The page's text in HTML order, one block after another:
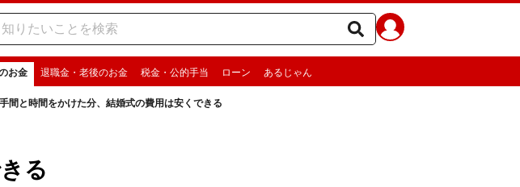
お金 退職金・老後のお金 税金・公的手当 ローン あるじゃん
手間と時間をかけた分、結婚式の費用は安くできる
る